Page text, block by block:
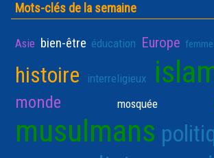
Mots-clés de la semaine
Asie bien-être éducation Europe
histoire interreligieux
monde mosquée
musulmans